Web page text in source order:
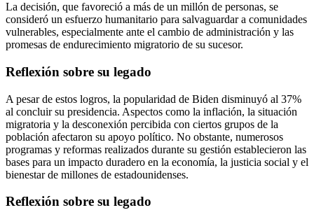
La decisión, que favoreció a más de un millón de personas, se
consideró un esfuerzo humanitario para salvaguardar a comunidades
vulnerables, especialmente ante el cambio de administración y las
promesas de endurecimiento migratorio de su sucesor.
Reflexión sobre su legado
A pesar de estos logros, la popularidad de Biden disminuyó al 37%
al concluir su presidencia. Aspectos como la inflación, la situación
migratoria y la desconexión percibida con ciertos grupos de la
población afectaron su apoyo político. No obstante, numerosos
programas y reformas realizados durante su gestión establecieron las
bases para un impacto duradero en la economía, la justicia social y el
bienestar de millones de estadounidenses.
Reflexión sobre su legado